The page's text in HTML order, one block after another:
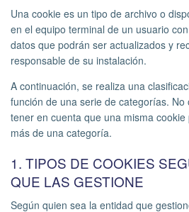
Una cookie es un tipo de archivo o
en el equipo terminal de un usuario
datos que podrán ser actualizados y
responsable de su instalación.
A continuación, se realiza una
función de una serie de categorías. No
tener en cuenta que una misma
más de una categoría.
1. TIPOS DE COOKIES
QUE LAS GESTIONE
Según quien sea la entidad que